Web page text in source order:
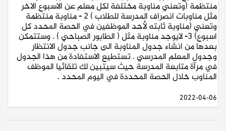
منتظمة (وتعني مناوبة مختلفة لكل معلم عن الاسبوع الاخر
مثل مناوبات انصراف المدرسة للطلاب ) 2 - مناوبة منتظمة
وتعني (مناوبة ثابته لأحد الموظفين في الحصة المحدد كل
اسبوع) 3- لايوجد مناوبة مثل ( الطابور الصباحي ) . وستتمكن
بعدها من انشاء جدول المناوبة الى جانب جدول الانتظار
وجدول المعلم المدرسي . تستطيع الاستفادة من هذا الجدول
في مرآة متابعة المدرسة حيث سيتبين لك تلقائيا الموظف
المناوب خلال الحصة المحددة في اليوم المحدد .
2022-04-06